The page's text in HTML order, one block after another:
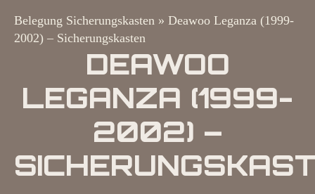
Belegung Sicherungskasten » Deawoo Leganza (1999-
2002) – Sicherungskasten
DEAWOO
LEGANZA (1999-
2002) –